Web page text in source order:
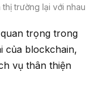
thị trường lại với nhau
trọng trong
của blockchain,
vụ thân thiện